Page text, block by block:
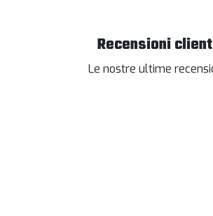
Recensioni
Le nostre ultime